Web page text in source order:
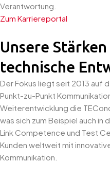
Verantwortung.
Zum Karriereportal
Unsere
technische
Der Fokus liegt seit 2013 auf
Punkt-zu-Punkt
Weiterentwicklung die
was sich zum Beispiel auch in
Link Competence und Test
Kunden weltweit mit
Kommunikation.